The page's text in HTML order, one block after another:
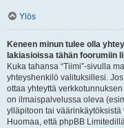
Ylös
Keneen minun tulee olla
lakiasioissa tähän foorumiin
Kuka tahansa “Tiimi”-sivulla
yhteyshenkilö valituksillesi.
ottaa yhteyttä
on ilmaispalvelussa oleva
ylläpitoon tai
Huomaa, että phpBB